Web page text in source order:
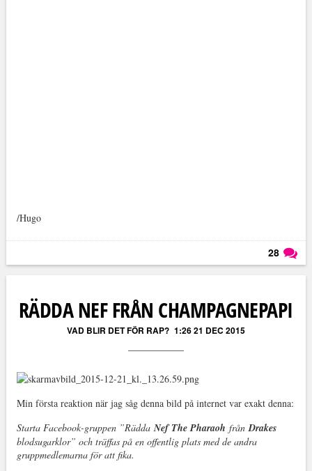
/Hugo
28
RÄDDA NEF FRÅN CHAMPAGNEPAPI
VAD BLIR DET FÖR RAP? 1:26 21 DEC 2015
Min första reaktion när jag såg denna bild på internet var exakt denna:
Starta Facebook-gruppen ”RäddaNef The Pharaoh frånDrakes
blodsugarklor” och träffas på en offentlig plats med de andra
gruppmedlemarna för att fika.